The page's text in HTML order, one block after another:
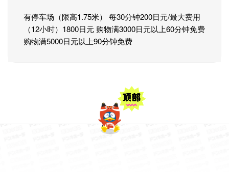
有停车场（限高1.75米） 每30分钟200日元/最大费用
（12小时）1800日元 购物满3000日元以上60分钟免费
购物满5000日元以上90分钟免费